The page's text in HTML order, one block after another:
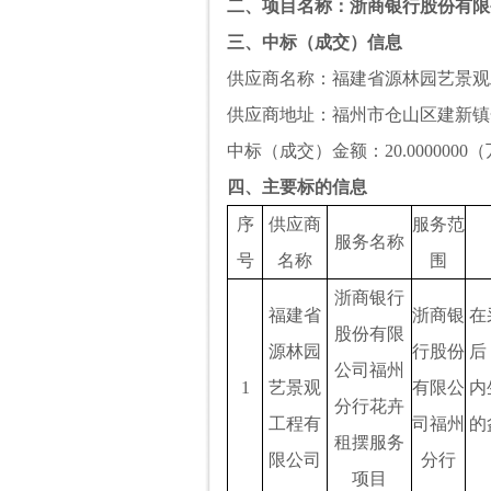
二、项目名称：浙商银行股份有
三、中标（成交）信息
供应商名称：福建省源林园艺景
供应商地址：福州市仓山区建新
中标（成交）金额： 20.0000000
四、主要标的信息
序
号
供应商
名称
服务名称
服务范
围
1
福建省
源林园
艺景观
工程有
限公司
浙商银行
股份有限
公司福州
分行花卉
租摆服务
项目
浙商银
行股份
有限公
司福州
分行
在
内
的